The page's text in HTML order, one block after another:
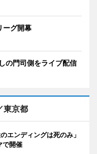
グ開幕
の門司側をライブ配信
東京都
エンディングは死のみ」
で開催